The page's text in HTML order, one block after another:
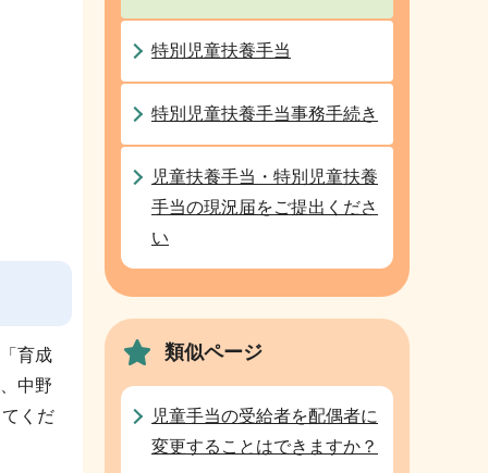
育成
中野
くだ
特別児童扶養手当
特別児童扶養手当事務手続き
児童扶養手当・特別児童扶養
手当の現況届をご提出くださ
い
類似ページ
児童手当の受給者を配偶者に
変更することはできますか？